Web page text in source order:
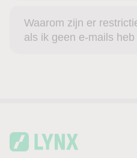
Waarom zijn er
als ik geen e-mails